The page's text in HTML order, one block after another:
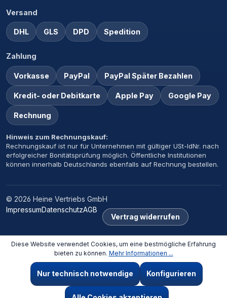
Versand
DHL GLS DPD Spedition
Zahlung
Vorkasse PayPal PayPal Später Bezahlen
Kredit- oder Debitkarte Apple Pay Google Pay
Rechnung
Hinweis zum Rechnungskauf:
Rechnungskauf ist nur für Unternehmen mit gültiger USt-IdNr. nach
erfolgreicher Bonitätsprüfung möglich. Öffentliche Institutionen
können innerhalb Deutschlands ebenfalls auf Rechnung bestellen.
© 2026 Heine Vertriebs GmbH
ImpressumDatenschutzAGB
Vertrag widerrufen
Zuletzt angesehen ‹
Saugschlauch kpl., Ø 32 mmx1,8 m SUCTION HOSE D32X1800 CPL.
Diese Website verwendet Cookies, um eine bestmögliche Erfahrung
bieten zu können. Mehr Informationen ...
Nur technisch notwendige Konfigurieren